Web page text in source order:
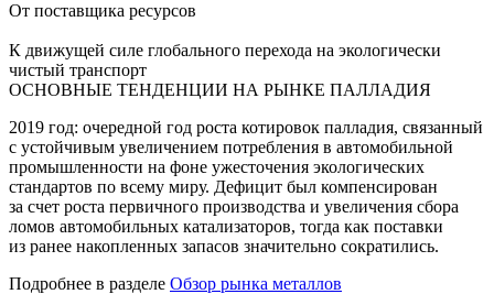
От поставщика ресурсов
К движущей силе глобального перехода на экологически
чистый транспорт
ОСНОВНЫЕ ТЕНДЕНЦИИ НА РЫНКЕ ПАЛЛАДИЯ
2019 год: очередной год роста котировок палладия, связанный
с устойчивым увеличением потребления в автомобильной
промышленности на фоне ужесточения экологических
стандартов по всему миру. Дефицит был компенсирован
за счет роста первичного производства и увеличения сбора
ломов автомобильных катализаторов, тогда как поставки
из ранее накопленных запасов значительно сократились.
Подробнее в разделе Обзор рынка металлов